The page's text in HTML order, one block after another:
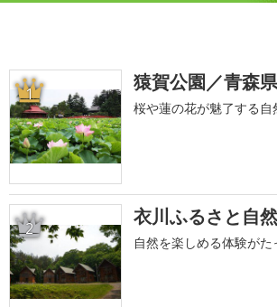
1 猿賀公園／青森
桜や蓮の花が魅了する自
2 衣川ふるさと自
自然を楽しめる体験がた